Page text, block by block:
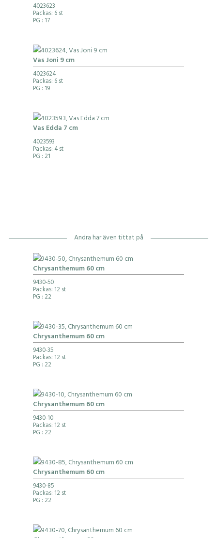
4023623
Packas: 6 st
PG : 17
Vas Joni 9 cm
4023624
Packas: 6 st
PG : 19
Vas Edda 7 cm
4023593
Packas: 4 st
PG : 21
Andra har även tittat på
Chrysanthemum 60 cm
9430-50
Packas: 12 st
PG : 22
Chrysanthemum 60 cm
9430-35
Packas: 12 st
PG : 22
Chrysanthemum 60 cm
9430-10
Packas: 12 st
PG : 22
Chrysanthemum 60 cm
9430-85
Packas: 12 st
PG : 22